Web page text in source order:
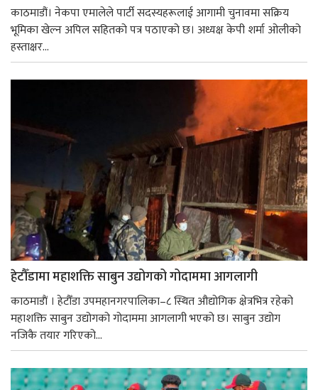
काठमाडौं। नेकपा एमालेले पार्टी सदस्यहरूलाई आगामी चुनावमा सक्रिय
भूमिका खेल्न अपिल सहितको पत्र पठाएको छ। अध्यक्ष केपी शर्मा ओलीको
हस्ताक्षर...
हेटौँडामा महाशक्ति साबुन उद्योगको गोदाममा आगलागी
काठमाडाैं । हेटौँडा उपमहानगरपालिका–८ स्थित औद्योगिक क्षेत्रभित्र रहेको
महाशक्ति साबुन उद्योगको गोदाममा आगलागी भएको छ। साबुन उद्योग
नजिकै तयार गरिएको...